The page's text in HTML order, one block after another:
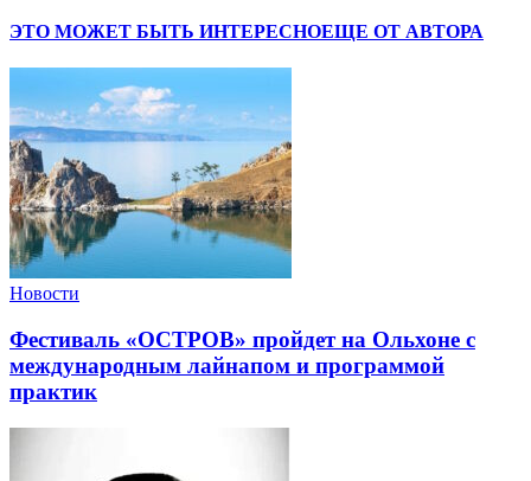
ЭТО МОЖЕТ БЫТЬ ИНТЕРЕСНОЕЩЕ ОТ АВТОРА
Новости
Фестиваль «ОСТРОВ» пройдет на Ольхоне с
международным лайнапом и программой
практик